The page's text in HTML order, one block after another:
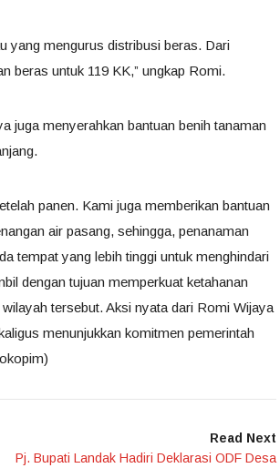
yang mengurus distribusi beras. Dari
beras untuk 119 KK,” ungkap Romi.
juga menyerahkan bantuan benih tanaman
panen. Kami juga memberikan bantuan
air pasang, sehingga, penanaman
tempat yang lebih tinggi untuk menghindari
dengan tujuan memperkuat ketahanan
tersebut. Aksi nyata dari Romi Wijaya
menunjukkan komitmen pemerintah
Read Next
Pj. Bupati Landak Hadiri Deklarasi ODF Desa